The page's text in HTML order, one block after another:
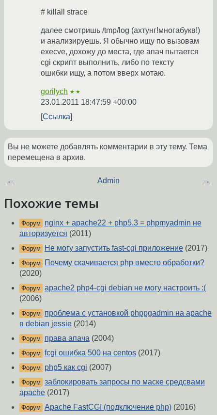
# killall strace
далее смотришь /tmp/log (ахтунг!многабукв!)
и анализируешь. Я обычно ищу по вызовам
execve, дохожу до места, где апач пытается
cgi скрипт выполнить, либо по тексту
ошибки ищу, а потом вверх мотаю.
gorilych ★★
23.01.2011 18:47:59 +00:00
Ссылка
Вы не можете добавлять комментарии в эту тему. Тема
перемещена в архив.
← Admin →
Похожие темы
Форум
nginx + apache22 + php5.3 = phpmyadmin не
авторизуется (2011)
Форум Не могу запустить fast-cgi приложение (2017)
Форум
Почему скачивается php вместо обработки?
(2020)
Форум apache2 php4-cgi debian не могу настроить :(
(2006)
Форум
проблема с установкой phppgadmin на apache
в debian jessie (2014)
Форум права апача (2004)
Форум fcgi ошибка 500 на centos (2017)
Форум php5 как cgi (2007)
Форум заблокировать запросы по маске средсвами
apache (2017)
Форум Apache FastCGI (подключение php) (2016)